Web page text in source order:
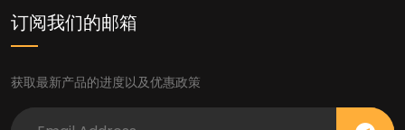
订阅我们的邮箱
获取最新产品的进度以及优惠政策